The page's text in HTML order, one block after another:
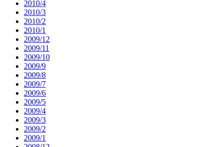
2010/4
2010/3
2010/2
2010/1
2009/12
2009/11
2009/10
2009/9
2009/8
2009/7
2009/6
2009/5
2009/4
2009/3
2009/2
2009/1